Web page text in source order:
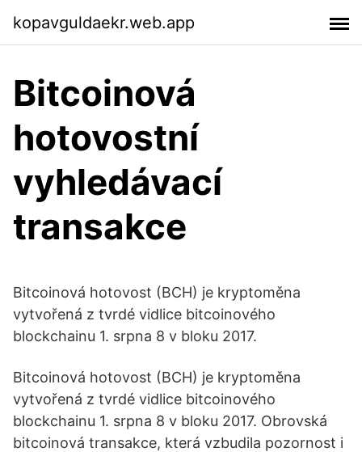
kopavguldaekr.web.app
Bitcoinová
hotovostní
vyhledávací
transakce
Bitcoinová hotovost (BCH) je kryptoměna
vytvořená z tvrdé vidlice bitcoinového
blockchainu 1. srpna 8 v bloku 2017.
Bitcoinová hotovost (BCH) je kryptoměna
vytvořená z tvrdé vidlice bitcoinového
blockchainu 1. srpna 8 v bloku 2017. Obrovská
bitcoinová transakce, která vzbudila pozornost i